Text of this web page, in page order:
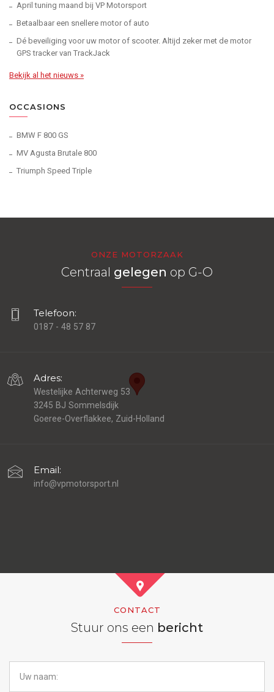
April tuning maand bij VP Motorsport
Betaalbaar een snellere motor of auto
Dé beveiliging voor uw motor of scooter. Altijd zeker met de motor
GPS tracker van TrackJack
Bekijk al het nieuws »
OCCASIONS
BMW F 800 GS
MV Agusta Brutale 800
Triumph Speed Triple
ONZE MOTORZAAK
Centraal gelegen op G-O
Telefoon:
0187 - 48 57 87
Adres:
Westelijke Achterweg 53
3245 BJ Sommelsdijk
Goeree-Overflakkee, Zuid-Holland
Email:
info@vpmotorsport.nl
CONTACT
Stuur ons een bericht